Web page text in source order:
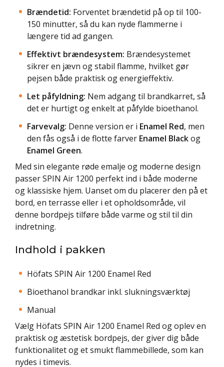
Brændetid: Forventet brændetid på op til 100-
150 minutter, så du kan nyde flammerne i
længere tid ad gangen.
Effektivt brændesystem: Brændesystemet
sikrer en jævn og stabil flamme, hvilket gør
pejsen både praktisk og energieffektiv.
Let påfyldning: Nem adgang til brandkarret, så
det er hurtigt og enkelt at påfylde bioethanol.
Farvevalg: Denne version er i Enamel Red, men
den fås også i de flotte farver Enamel Blackog
Enamel Green.
Med sin elegante røde emalje og moderne design
passer SPIN Air 1200 perfekt ind i både moderne
og klassiske hjem. Uanset om du placerer den på et
bord, en terrasse eller i et opholdsområde, vil
denne bordpejs tilføre både varme og stil til din
indretning.
Indhold i pakken
Höfats SPIN Air 1200 Enamel Red
Bioethanol brandkar inkl. slukningsværktøj
Manual
Vælg Höfats SPIN Air 1200 Enamel Red og oplev en
praktisk og æstetisk bordpejs, der giver dig både
funktionalitet og et smukt flammebillede, som kan
nydes i timevis.